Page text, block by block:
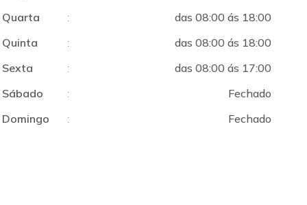
Quarta
:
das 08:00 ás 18:00
Quinta
:
das 08:00 ás 18:00
Sexta
:
das 08:00 ás 17:00
Sábado
:
Fechado
Domingo
: Fechado